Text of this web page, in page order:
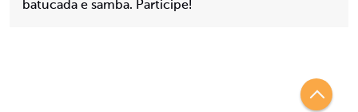
batucada e samba. Participe!